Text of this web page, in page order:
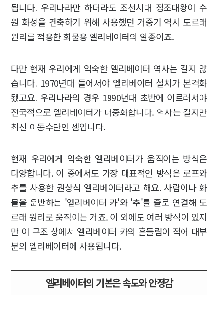
됩니다. 우리나라만 하더라도 조선시대 정조대왕이 수
원 화성을 건축하기 위해 사용했던 거중기 역시 도르래
원리를 적용한 화물용 엘리베이터의 일종이죠.
다만 현재 우리에게 익숙한 엘리베이터 역사는 길지 않
습니다. 1970년대 들어서야 엘리베이터 설치가 본격화
됐고요. 우리나라의 경우 1990년대 초반에 이르러서야
전국적으로 엘리베이터가 대중화합니다. 역사는 길지만
최신 이동수단인 셈입니다.
현재 우리에게 익숙한 엘리베이터가 움직이는 방식은
다양합니다. 이 중에서도 가장 대표적인 방식은 로프와
추를 사용한 권상식 엘리베이터라고 해요. 사람이나 화
물을 운반하는 '엘리베이터 카'와 '추'를 줄로 연결해 도
르래 원리로 움직이는 거죠. 이 외에도 여러 방식이 있지
만 이 구조 상에서 엘리베이터 카의 흔들림이 적어 대부
분의 엘리베이터에 사용됩니다.
엘리베이터의 기본은 속도와 안정감